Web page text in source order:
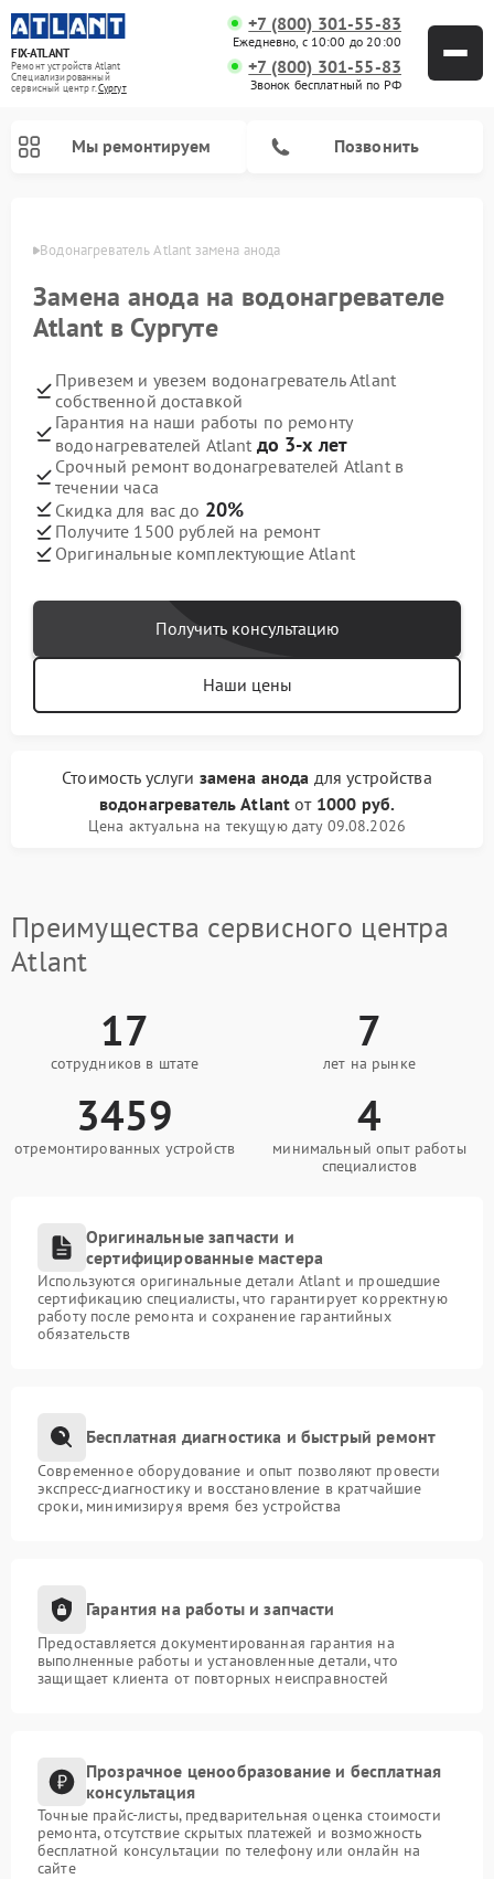
FIX-ATLANT
Ремонт устройств Atlant
Специализированный
cервисный центр г.Сургут
+7 (800) 301-55-83
Ежедневно, с 10:00 до 20:00
+7 (800) 301-55-83
Звонок бесплатный по РФ
Мы ремонтируем Позвонить
Водонагреватель Atlant замена анода
Замена анода на водонагревателе
Atlant в Сургуте
Привезем и увезем водонагреватель Atlant
собственной доставкой
Гарантия на наши работы по ремонту
водонагревателей Atlant до 3-х лет
Срочный ремонт водонагревателей Atlant в
течении часа
Скидка для вас до 20%
Получите 1500 рублей на ремонт
Оригинальные комплектующие Atlant
Получить консультацию
Наши цены
Стоимость услуги замена анода для устройства
водонагреватель Atlant от 1000 руб.
Цена актуальна на текущую дату 09.08.2026
Преимущества сервисного центра
Atlant
17
сотрудников в штате
7
лет на рынке
3459
отремонтированных устройств
4
минимальный опыт работы
специалистов
Оригинальные запчасти и
сертифицированные мастера
Используются оригинальные детали Atlant и прошедшие
сертификацию специалисты, что гарантирует корректную
работу после ремонта и сохранение гарантийных
обязательств
Бесплатная диагностика и быстрый ремонт
Современное оборудование и опыт позволяют провести
экспресс-диагностику и восстановление в кратчайшие
сроки, минимизируя время без устройства
Гарантия на работы и запчасти
Предоставляется документированная гарантия на
выполненные работы и установленные детали, что
защищает клиента от повторных неисправностей
Прозрачное ценообразование и бесплатная
консультация
Точные прайс-листы, предварительная оценка стоимости
ремонта, отсутствие скрытых платежей и возможность
бесплатной консультации по телефону или онлайн на
сайте